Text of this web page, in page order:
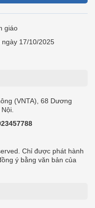
giáo
ngày 17/10/2025
(VNTA), 68 Dương
Chỉ được phát hành
ý bằng văn bản của